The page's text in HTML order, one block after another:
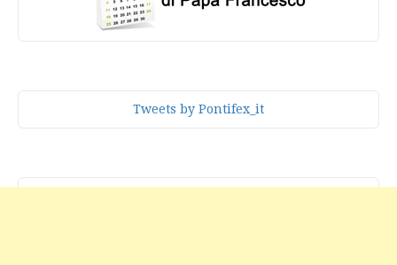
Tweets by Pontifex_it